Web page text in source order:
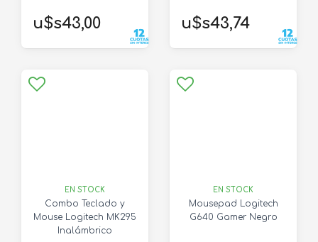
u$s43,00 u$s43,74
EN STOCK
Combo Teclado y
Mouse Logitech MK295
Inalámbrico
EN STOCK
Mousepad Logitech
G640 Gamer Negro